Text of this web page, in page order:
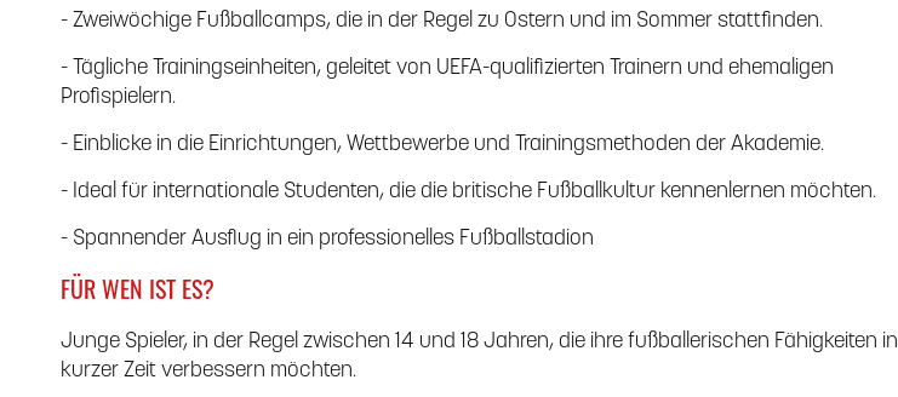
- Zweiwöchige Fußballcamps, die in der Regel zu Ostern und im Sommer stattfinden.
- Tägliche Trainingseinheiten, geleitet von UEFA-qualifizierten Trainern und ehemaligen
Profispielern.
- Einblicke in die Einrichtungen, Wettbewerbe und Trainingsmethoden der Akademie.
- Ideal für internationale Studenten, die die britische Fußballkultur kennenlernen möchten.
- Spannender Ausflug in ein professionelles Fußballstadion
FÜR WEN IST ES?
Junge Spieler, in der Regel zwischen 14 und 18 Jahren, die ihre fußballerischen Fähigkeiten in
kurzer Zeit verbessern möchten.